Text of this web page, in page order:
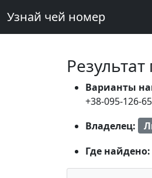
Узнай чей номер
Варианты
+38-095-126-
Владелец:
Где найдено: